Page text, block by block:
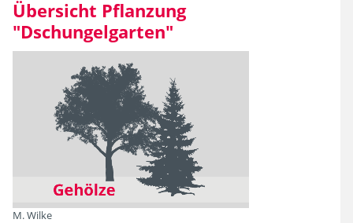
Übersicht Pflanzung
"Dschungelgarten"
M. Wilke
Duft
Herbstfärbung